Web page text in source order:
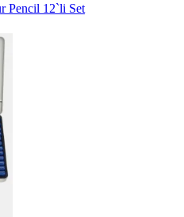
Pencil 12`li Set